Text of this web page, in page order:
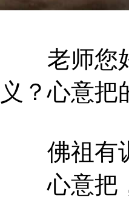
老师您好
义？心意把
佛祖有训
心意把，